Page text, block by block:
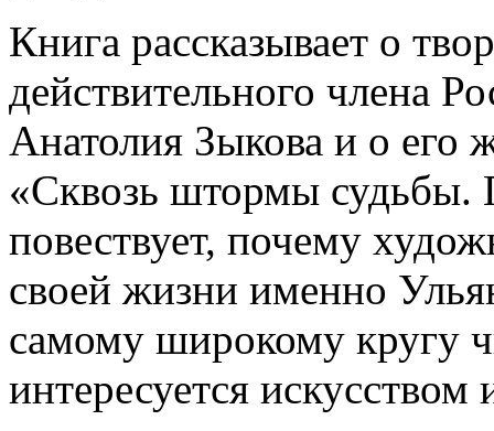
Книга рассказывает о
действительного члена
Анатолия Зыкова и о его
«Сквозь штормы судьбы.
повествует, почему
своей жизни именно
самому широкому кругу
интересуется